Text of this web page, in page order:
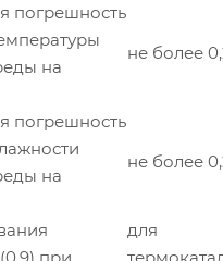
погрешность
на
не более
погрешность
на
не более
для